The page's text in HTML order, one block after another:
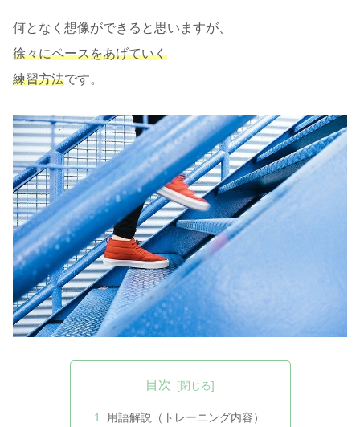
何となく想像ができると思いますが、
徐々にペースをあげていく
練習方法です。
目次
用語解説（トレーニング内容）